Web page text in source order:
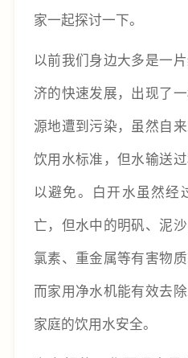
家一起探讨一下。
以前我们身边大多是一
济的快速发展，出现了
源地遭到污染，虽然自
饮用水标准，但水输送
以避免。白开水虽然经
亡，但水中的明矾、泥
氯素、重金属等有害物
而家用净水机能有效去
家庭的饮用水安全。